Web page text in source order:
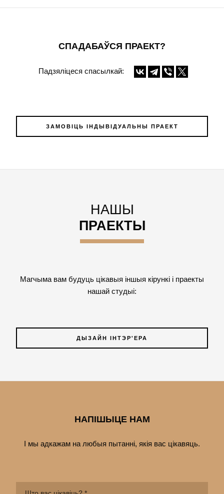
СПАДАБАЎСЯ ПРАЕКТ?
Падзяліцеся спасылкай:
ЗАМОВІЦЬ ІНДЫВІДУАЛЬНЫ ПРАЕКТ
НАШЫ
ПРАЕКТЫ
Магчыма вам будуць цікавыя іншыя кірункі і праекты
нашай студыі:
ДЫЗАЙН ІНТЭР'ЕРА
НАПІШЫЦЕ НАМ
І мы адкажам на любыя пытанні, якія вас цiкавяць.